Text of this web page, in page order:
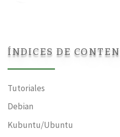
ÍNDICES DE
Tutoriales
Debian
Kubuntu/Ubuntu